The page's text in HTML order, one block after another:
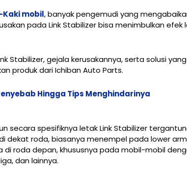
Kaki mobil, banyak pengemudi yang
pada Link Stabilizer bisa menimbulkan
Stabilizer, gejala kerusakannya, serta solusi
produk dari Ichiban Auto Parts.
Hingga Tips Menghindarinya
secara spesifiknya letak Link Stabilizer
dekat roda, biasanya menempel pada lower
di roda depan, khususnya pada mobil-mobil
dan lainnya.